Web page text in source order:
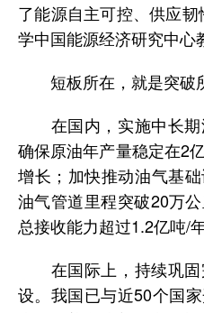
了能源自主可控、供应
学中国能源经济研究中心
短板所在，就是突破
在国内，实施中长期
确保原油年产量稳定在2
增长；加快推动油气基
油气管道里程突破20万
总接收能力超过1.2亿吨/年
在国际上，持续巩固
设。我国已与近50个国